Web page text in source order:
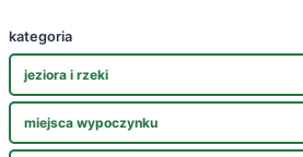
kategoria
jeziora i rzeki
miejsca wypoczynku